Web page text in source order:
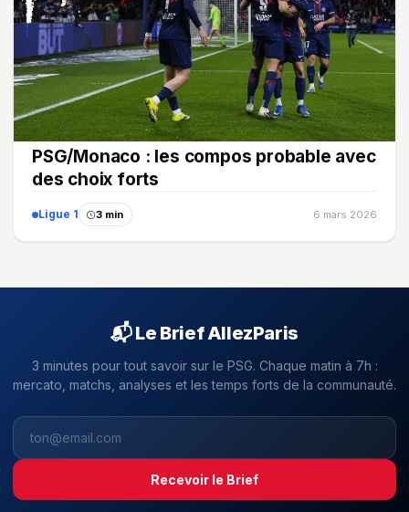
PSG/Monaco : les compos probable avec
des choix forts
Ligue 1 3 min 6 mars 2026
📬 Le Brief AllezParis
3 minutes pour tout savoir sur le PSG. Chaque matin à 7h :
mercato, matchs, analyses et les temps forts de la communauté.
Recevoir le Brief